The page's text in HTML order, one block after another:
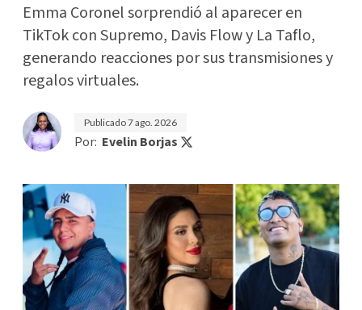
Emma Coronel sorprendió al aparecer en
TikTok con Supremo, Davis Flow y La Taflo,
generando reacciones por sus transmisiones y
regalos virtuales.
Publicado7 ago. 2026
Por: Evelin Borjas